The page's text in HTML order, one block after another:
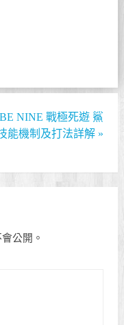
NINE 戰極死遊 鯊
能機制及打法詳解 »
公開。